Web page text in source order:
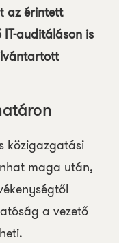
az érintett
IT-auditáláson is
közigazgatási
maga után,
a vezető